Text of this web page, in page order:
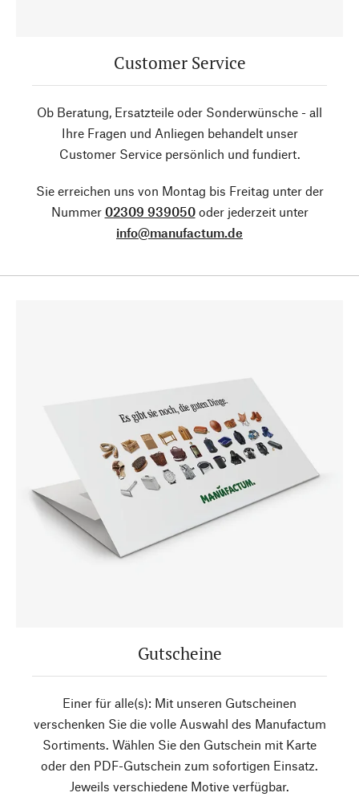
Customer Service
Ob Beratung, Ersatzteile oder Sonderwünsche - all
Ihre Fragen und Anliegen behandelt unser
Customer Service persönlich und fundiert.
Sie erreichen uns von Montag bis Freitag unter der
Nummer 02309 939050oder jederzeit unter
info@manufactum.de
Gutscheine
Einer für alle(s): Mit unseren Gutscheinen
verschenken Sie die volle Auswahl des Manufactum
Sortiments. Wählen Sie den Gutschein mit Karte
oder den PDF-Gutschein zum sofortigen Einsatz.
Jeweils verschiedene Motive verfügbar.